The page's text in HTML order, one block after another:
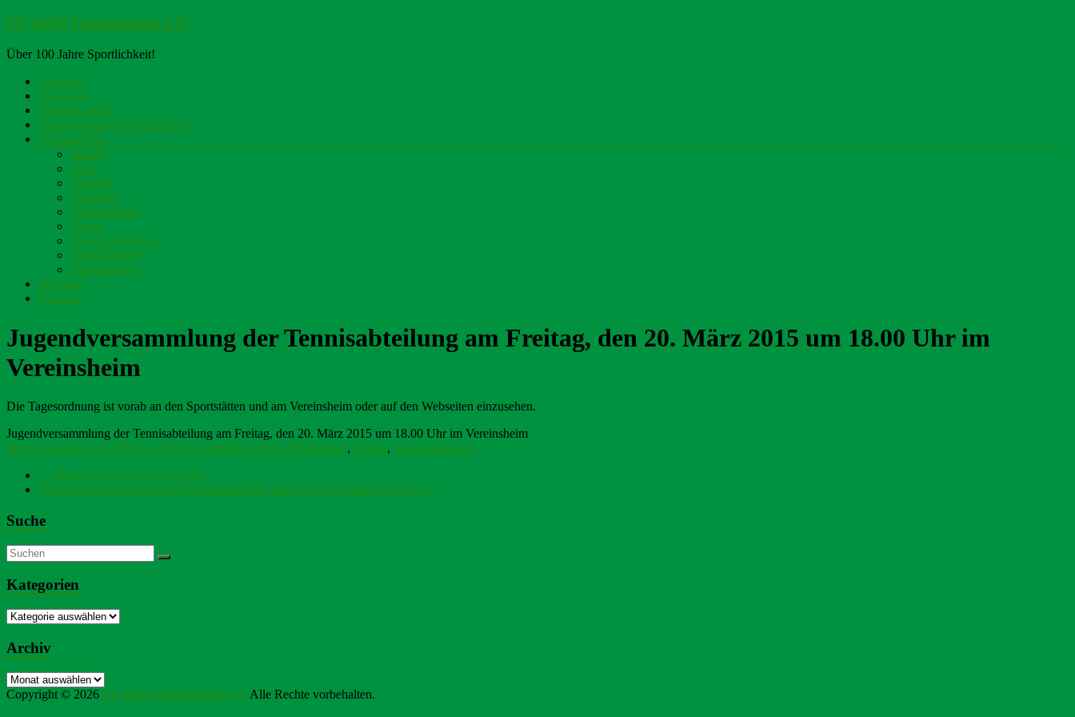
Zum
springen
SV 08/29 Friedrichsfeld e.V.
Über 100 Jahre Sportlichkeit!
Menü
Startseite
Aktuelles
Mitgliedschaft
Beiträge Satzung Ordnungen
Sportangebot
Billard
Budo
Fussball
Handball
Leichtathletik
Tennis
Turnen & Fitness
Vereinsjugend
Sportanlagen
Vorstand
Kontakt
Jugendversammlung der Tennisabteilung am Freitag, den 20. März 2015 um 18.00 Uhr im
Vereinsheim
Die Tagesordnung ist vorab an den Sportstätten und am Vereinsheim oder auf den Webseiten einzusehen.
Jugendversammlung der Tennisabteilung am Freitag, den 20. März 2015 um 18.00 Uhr im Vereinsheim
Jürgen Isselhorst 13. Februar 201513. September 2015 Abteilungen, Tennis, Veranstaltungen
← Engagement im Kinderschutz
Jahreshauptversammlung der Tennisabteilung am 20.03.2015 um 19:30 Uhr →
Suche
Kategorien
Kategorien
Archiv
Archiv
Copyright © 2026 SV 08/29 Friedrichsfeld e.V. Alle Rechte vorbehalten.